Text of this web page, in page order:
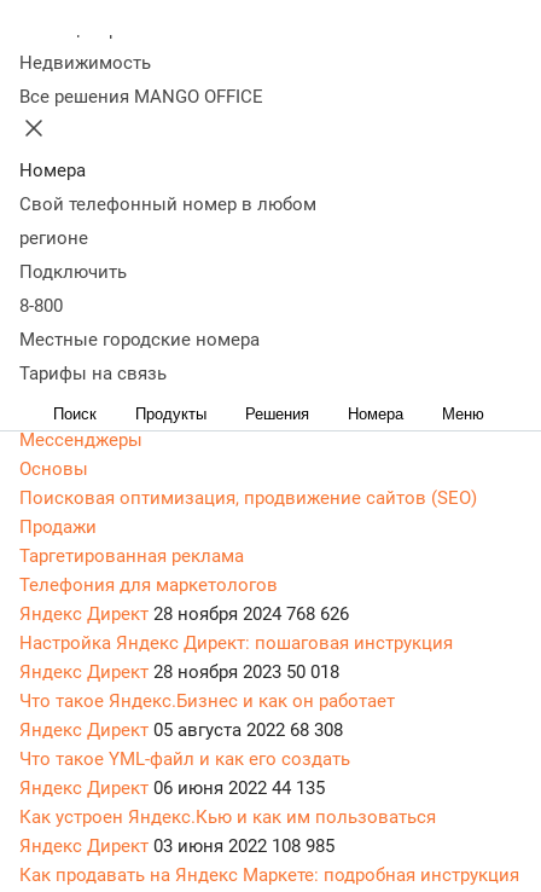
Недвижимость
Все решения MANGO OFFICE
Номера
Свой телефонный номер в любом
регионе
Подключить
8-800
Местные городские номера
Тарифы на связь
Поиск Продукты Решения Номера Меню
Статьи, обзоры, ТОПы, идеи и советы для развития
бизнеса. Энциклопедия маркетолога, Контекстная
реклама - актуальная, живая и понятная информация
доступным языком.
CRM маркетинг
Аналитика
Веб-аналитика
Веб-разработка
Контекстная реклама
Яндекс Директ
Контент-маркетинг
Мессенджеры
Основы
Поисковая оптимизация, продвижение сайтов (SEO)
Продажи
Таргетированная реклама
Телефония для маркетологов
Яндекс Директ 28 ноября 2024 768 626
Настройка Яндекс Директ: пошаговая инструкция
Яндекс Директ 28 ноября 2023 50 018
Что такое Яндекс.Бизнес и как он работает
Яндекс Директ 05 августа 2022 68 308
Что такое YML-файл и как его создать
Яндекс Директ 06 июня 2022 44 135
Как устроен Яндекс.Кью и как им пользоваться
Яндекс Директ 03 июня 2022 108 985
Как продавать на Яндекс Маркете: подробная инструкция